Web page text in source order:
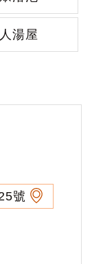
湯屋
號